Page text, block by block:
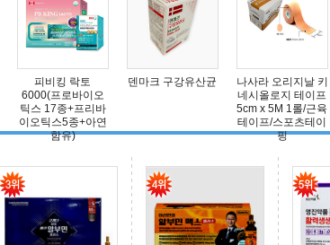
피비킹 락토
6000(프로바이오
틱스 17종+프리바
이오틱스5종+아연
함유)
덴마크 구강유산균
나사라 오리지날 키
네시올로지 테이프
5cm x 5M 1롤/근육
테이프/스포츠테이
핑